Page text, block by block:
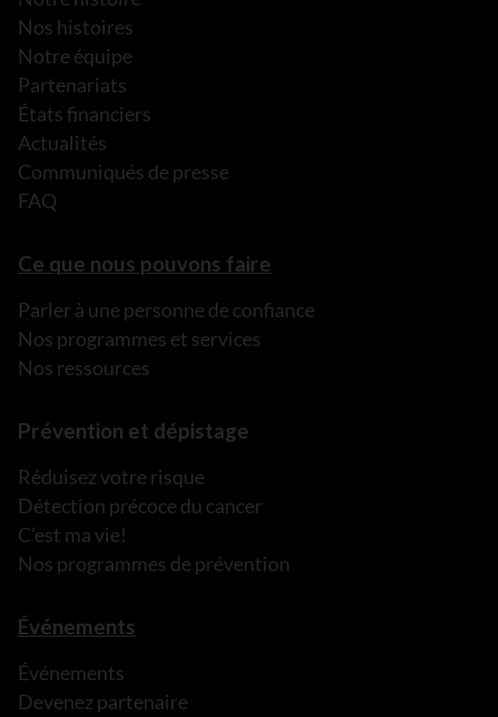
Nos histoires
Notre équipe
Partenariats
États financiers
Actualités
Communiqués de presse
FAQ
Ce que nous pouvons faire
Parler à une personne de confiance
Nos programmes et services
Nos ressources
Prévention et dépistage
Réduisez votre risque
Détection précoce du cancer
C’est ma vie!
Nos programmes de prévention
Événements
Événements
Devenez partenaire